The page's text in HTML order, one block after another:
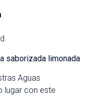
saborizada limonada
Aguas
lugar con este